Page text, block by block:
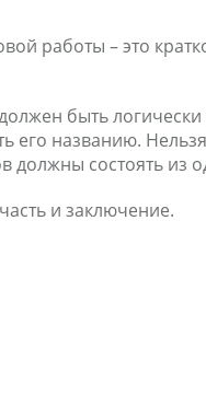
работы – это
быть
его названию.
должны состоять из
и заключение.